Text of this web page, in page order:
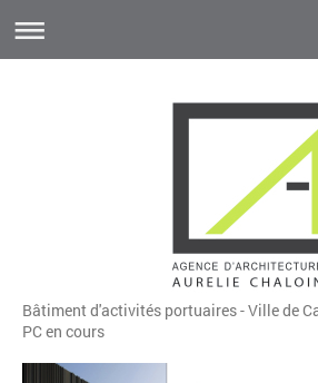
Bâtiment d'activités portuaires - Ville de
PC en cours